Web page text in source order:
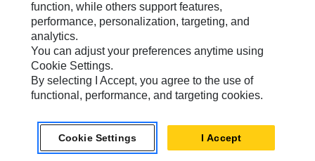
Cookie Settings
Rechtliche Hinweise
Datenschutz
Europe-German© 2026 Caterpillar. Alle Rechte vorbehalten.
function, while others support features,
performance, personalization, targeting, and
analytics.
You can adjust your preferences anytime using
Cookie Settings.
By selecting I Accept, you agree to the use of
functional, performance, and targeting cookies.
Cookie Settings I Accept